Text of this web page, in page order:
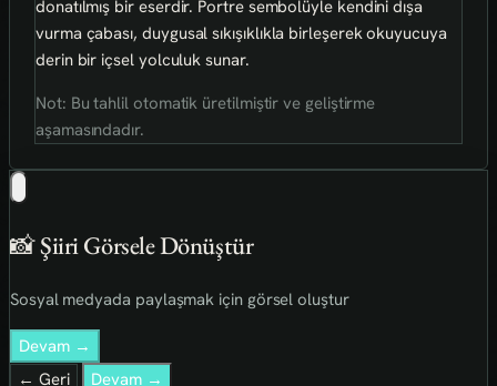
donatılmış bir eserdir. Portre sembolüyle kendini dışa
vurma çabası, duygusal sıkışıklıkla birleşerek okuyucuya
derin bir içsel yolculuk sunar.
Not: Bu tahlil otomatik üretilmiştir ve geliştirme
aşamasındadır.
📸 Şiiri Görsele Dönüştür
Sosyal medyada paylaşmak için görsel oluştur
Devam →
← Geri
Devam →